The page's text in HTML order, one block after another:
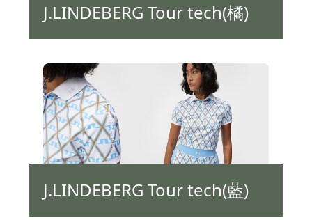
J.LINDEBERG Tour tech(橘)
J.LINDEBERG Tour tech(藍)